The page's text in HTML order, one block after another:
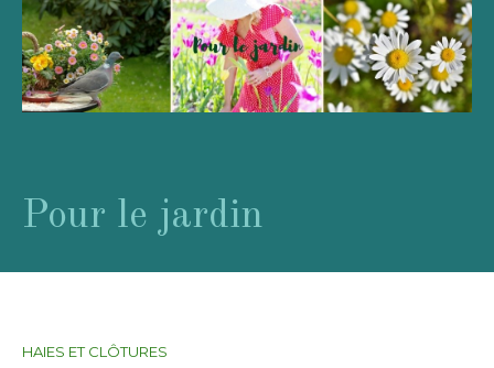
Pour le jardin
HAIES ET CLÔTURES